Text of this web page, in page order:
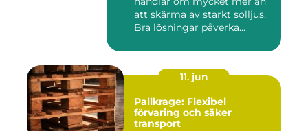
att skärma av starkt solljus.
Bra lösningar påverka...
11. jun
Pallkrage: Flexibel
förvaring och säker
transport